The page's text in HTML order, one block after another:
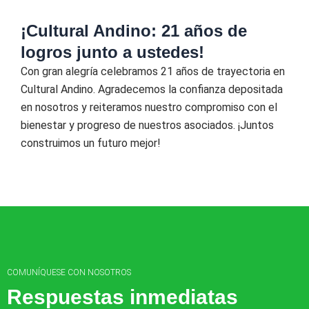
¡Cultural Andino: 21 años de
logros junto a ustedes!
Con gran alegría celebramos 21 años de trayectoria en
Cultural Andino. Agradecemos la confianza depositada
en nosotros y reiteramos nuestro compromiso con el
bienestar y progreso de nuestros asociados. ¡Juntos
construimos un futuro mejor!
COMUNÍQUESE CON NOSOTROS
Respuestas inmediatas